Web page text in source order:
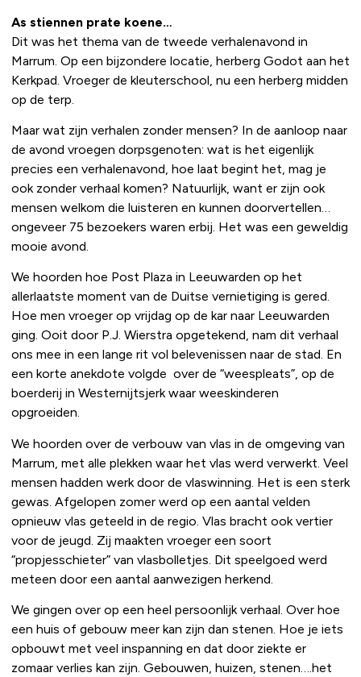
As stiennen prate koene…
Dit was het thema van de tweede verhalenavond in
Marrum. Op een bijzondere locatie, herberg Godot aan het
Kerkpad. Vroeger de kleuterschool, nu een herberg midden
op de terp.
Maar wat zijn verhalen zonder mensen? In de aanloop naar
de avond vroegen dorpsgenoten: wat is het eigenlijk
precies een verhalenavond, hoe laat begint het, mag je
ook zonder verhaal komen? Natuurlijk, want er zijn ook
mensen welkom die luisteren en kunnen doorvertellen…
ongeveer 75 bezoekers waren erbij. Het was een geweldig
mooie avond.
We hoorden hoe Post Plaza in Leeuwarden op het
allerlaatste moment van de Duitse vernietiging is gered.
Hoe men vroeger op vrijdag op de kar naar Leeuwarden
ging. Ooit door P.J. Wierstra opgetekend, nam dit verhaal
ons mee in een lange rit vol belevenissen naar de stad. En
een korte anekdote volgde over de “weespleats”, op de
boerderij in Westernijtsjerk waar weeskinderen
opgroeiden.
We hoorden over de verbouw van vlas in de omgeving van
Marrum, met alle plekken waar het vlas werd verwerkt. Veel
mensen hadden werk door de vlaswinning. Het is een sterk
gewas. Afgelopen zomer werd op een aantal velden
opnieuw vlas geteeld in de regio. Vlas bracht ook vertier
voor de jeugd. Zij maakten vroeger een soort
“propjesschieter” van vlasbolletjes. Dit speelgoed werd
meteen door een aantal aanwezigen herkend.
We gingen over op een heel persoonlijk verhaal. Over hoe
een huis of gebouw meer kan zijn dan stenen. Hoe je iets
opbouwt met veel inspanning en dat door ziekte er
zomaar verlies kan zijn. Gebouwen, huizen, stenen….het